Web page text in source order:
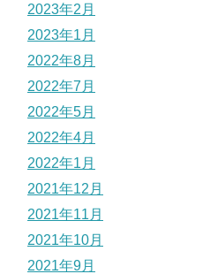
2023年2月
2023年1月
2022年8月
2022年7月
2022年5月
2022年4月
2022年1月
2021年12月
2021年11月
2021年10月
2021年9月